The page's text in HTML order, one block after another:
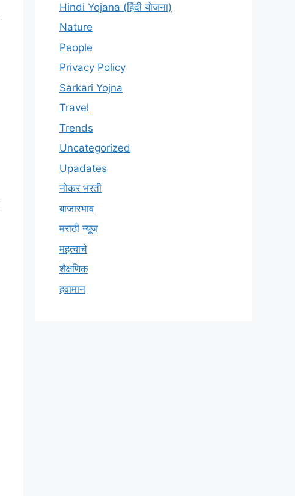
Hindi Yojana (हिंदी योजना)
Nature
People
Privacy Policy
Sarkari Yojna
Travel
Trends
Uncategorized
Upadates
नोकर भरती
बाजारभाव
मराठी न्यूज
महत्वाचे
शैक्षणिक
हवामान